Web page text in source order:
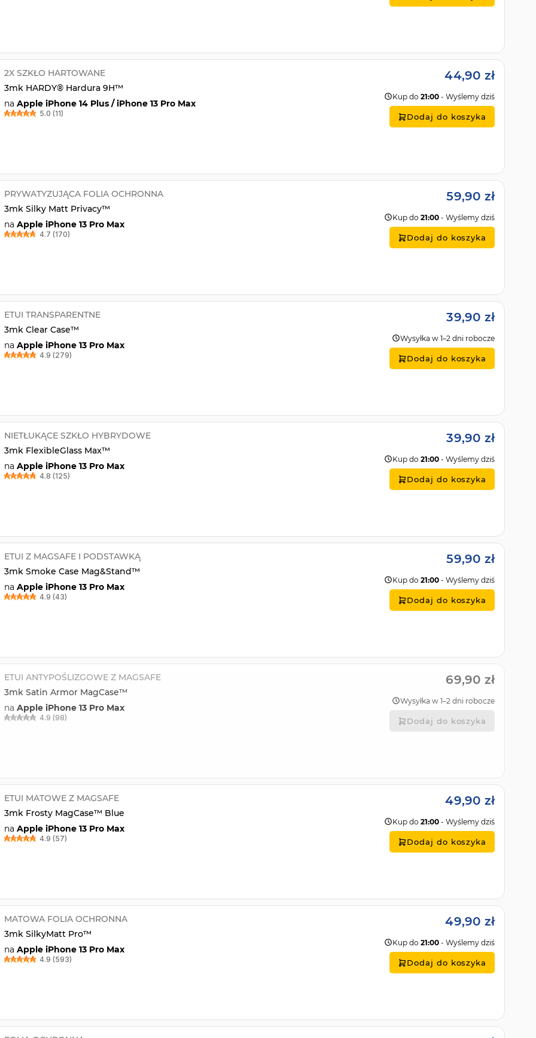
2X SZKŁO HARTOWANE
3mk HARDY® Hardura 9H™
na Apple iPhone 14 Plus / iPhone 13 Pro Max
5.0 (11)
44,90 zł
Kup do 21:00 - Wyślemy dziś
Dodaj do koszyka
PRYWATYZUJĄCA FOLIA OCHRONNA
3mk Silky Matt Privacy™
na Apple iPhone 13 Pro Max
4.7 (170)
59,90 zł
Kup do 21:00 - Wyślemy dziś
Dodaj do koszyka
ETUI TRANSPARENTNE
3mk Clear Case™
na Apple iPhone 13 Pro Max
4.9 (279)
39,90 zł
Wysyłka w 1–2 dni robocze
Dodaj do koszyka
NIETŁUKĄCE SZKŁO HYBRYDOWE
3mk FlexibleGlass Max™
na Apple iPhone 13 Pro Max
4.8 (125)
39,90 zł
Kup do 21:00 - Wyślemy dziś
Dodaj do koszyka
ETUI Z MAGSAFE I PODSTAWKĄ
3mk Smoke Case Mag&Stand™
na Apple iPhone 13 Pro Max
4.9 (43)
59,90 zł
Kup do 21:00 - Wyślemy dziś
Dodaj do koszyka
ETUI ANTYPOŚLIZGOWE Z MAGSAFE
3mk Satin Armor MagCase™
na Apple iPhone 13 Pro Max
4.9 (98)
69,90 zł
Wysyłka w 1–2 dni robocze
Dodaj do koszyka
ETUI MATOWE Z MAGSAFE
3mk Frosty MagCase™ Blue
na Apple iPhone 13 Pro Max
4.9 (57)
49,90 zł
Kup do 21:00 - Wyślemy dziś
Dodaj do koszyka
MATOWA FOLIA OCHRONNA
3mk SilkyMatt Pro™
na Apple iPhone 13 Pro Max
4.9 (593)
49,90 zł
Kup do 21:00 - Wyślemy dziś
Dodaj do koszyka